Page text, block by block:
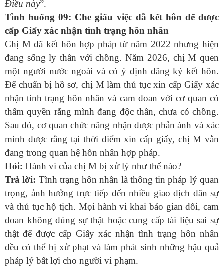
Điều này”.
Tình huống 09: Che giấu việc đã kết hôn để được
cấp Giấy xác nhận tình trạng hôn nhân
Chị M đã kết hôn hợp pháp từ năm 2022 nhưng hiện
đang sống ly thân với chồng. Năm 2026, chị M quen
một người nước ngoài và có ý định đăng ký kết hôn.
Để chuẩn bị hồ sơ, chị M làm thủ tục xin cấp Giấy xác
nhận tình trạng hôn nhân và cam đoan với cơ quan có
thẩm quyền rằng mình đang độc thân, chưa có chồng.
Sau đó, cơ quan chức năng nhận được phản ánh và xác
minh được rằng tại thời điểm xin cấp giấy, chị M vẫn
đang trong quan hệ hôn nhân hợp pháp.
Hỏi: Hành vi của chị M bị xử lý như thế nào?
Trả lời: Tình trạng hôn nhân là thông tin pháp lý quan
trọng, ảnh hưởng trực tiếp đến nhiều giao dịch dân sự
và thủ tục hộ tịch. Mọi hành vi khai báo gian dối, cam
đoan không đúng sự thật hoặc cung cấp tài liệu sai sự
thật để được cấp Giấy xác nhận tình trạng hôn nhân
đều có thể bị xử phạt và làm phát sinh những hậu quả
pháp lý bất lợi cho người vi phạm.